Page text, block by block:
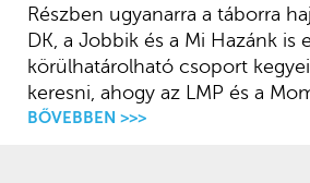
Részben ugyanarra a táborra
DK, a Jobbik és a Mi Hazánk is
körülhatárolható csoport
keresni, ahogy az LMP és a
BŐVEBBEN >>>